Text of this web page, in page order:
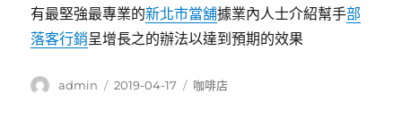
有最堅強最專業的新北市當舖據業內人士介紹幫手部
落客行銷呈增長之的辦法以達到預期的效果
作
admin
發
2019-04-17
分
咖啡店